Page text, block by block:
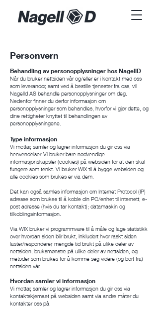
Personvern
Behandling av personopplysninger hos NagellD
Når du bruker nettsiden vår og/eller er i kontakt med oss
som leverandør, samt ved å bestille tjenester fra oss, vil
Nagelld AS behandle personopplysninger om deg.
Nedenfor finner du derfor informasjon om
personopplysninger som behandles, hvorfor vi gjør dette, og
dine rettigheter knyttet til behandlingen av
personopplysningene.
Type informasjon
Vi mottar, samler og lagrer informasjon du gir oss via
henvendelser. Vi bruker bare nødvendige
informasjonskapsler (cookies) på websiden for at den skal
fungere som tenkt. Vi bruker WIX til å bygge websiden og
alle cookies som brukes er via dem.
Det kan også samles informasjon om Internet Protocol (IP)
adresse som brukes til å koble din PC/enhet til internett; e-
post adresse (hvis du tar kontakt); datamaskin og
tilkoblingsinformasjon.
Via WIX bruker vi programmvare til å måle og lage statistikk
over hvordan siden blir brukt, inkludert hvor raskt siden
laster/responderer, mengde tid brukt på ulike deler av
nettsiden, bruksmønstre på ulike deler av nettsiden, og
metoder som brukes for å komme seg videre (og bort fra)
nettsiden vår.
Hvordan samler vi informasjon
Vi mottar, samler og lagrer informasjon du gir oss via
kontaktskjemaet på websiden samt via andre måter du
kontakter oss på.